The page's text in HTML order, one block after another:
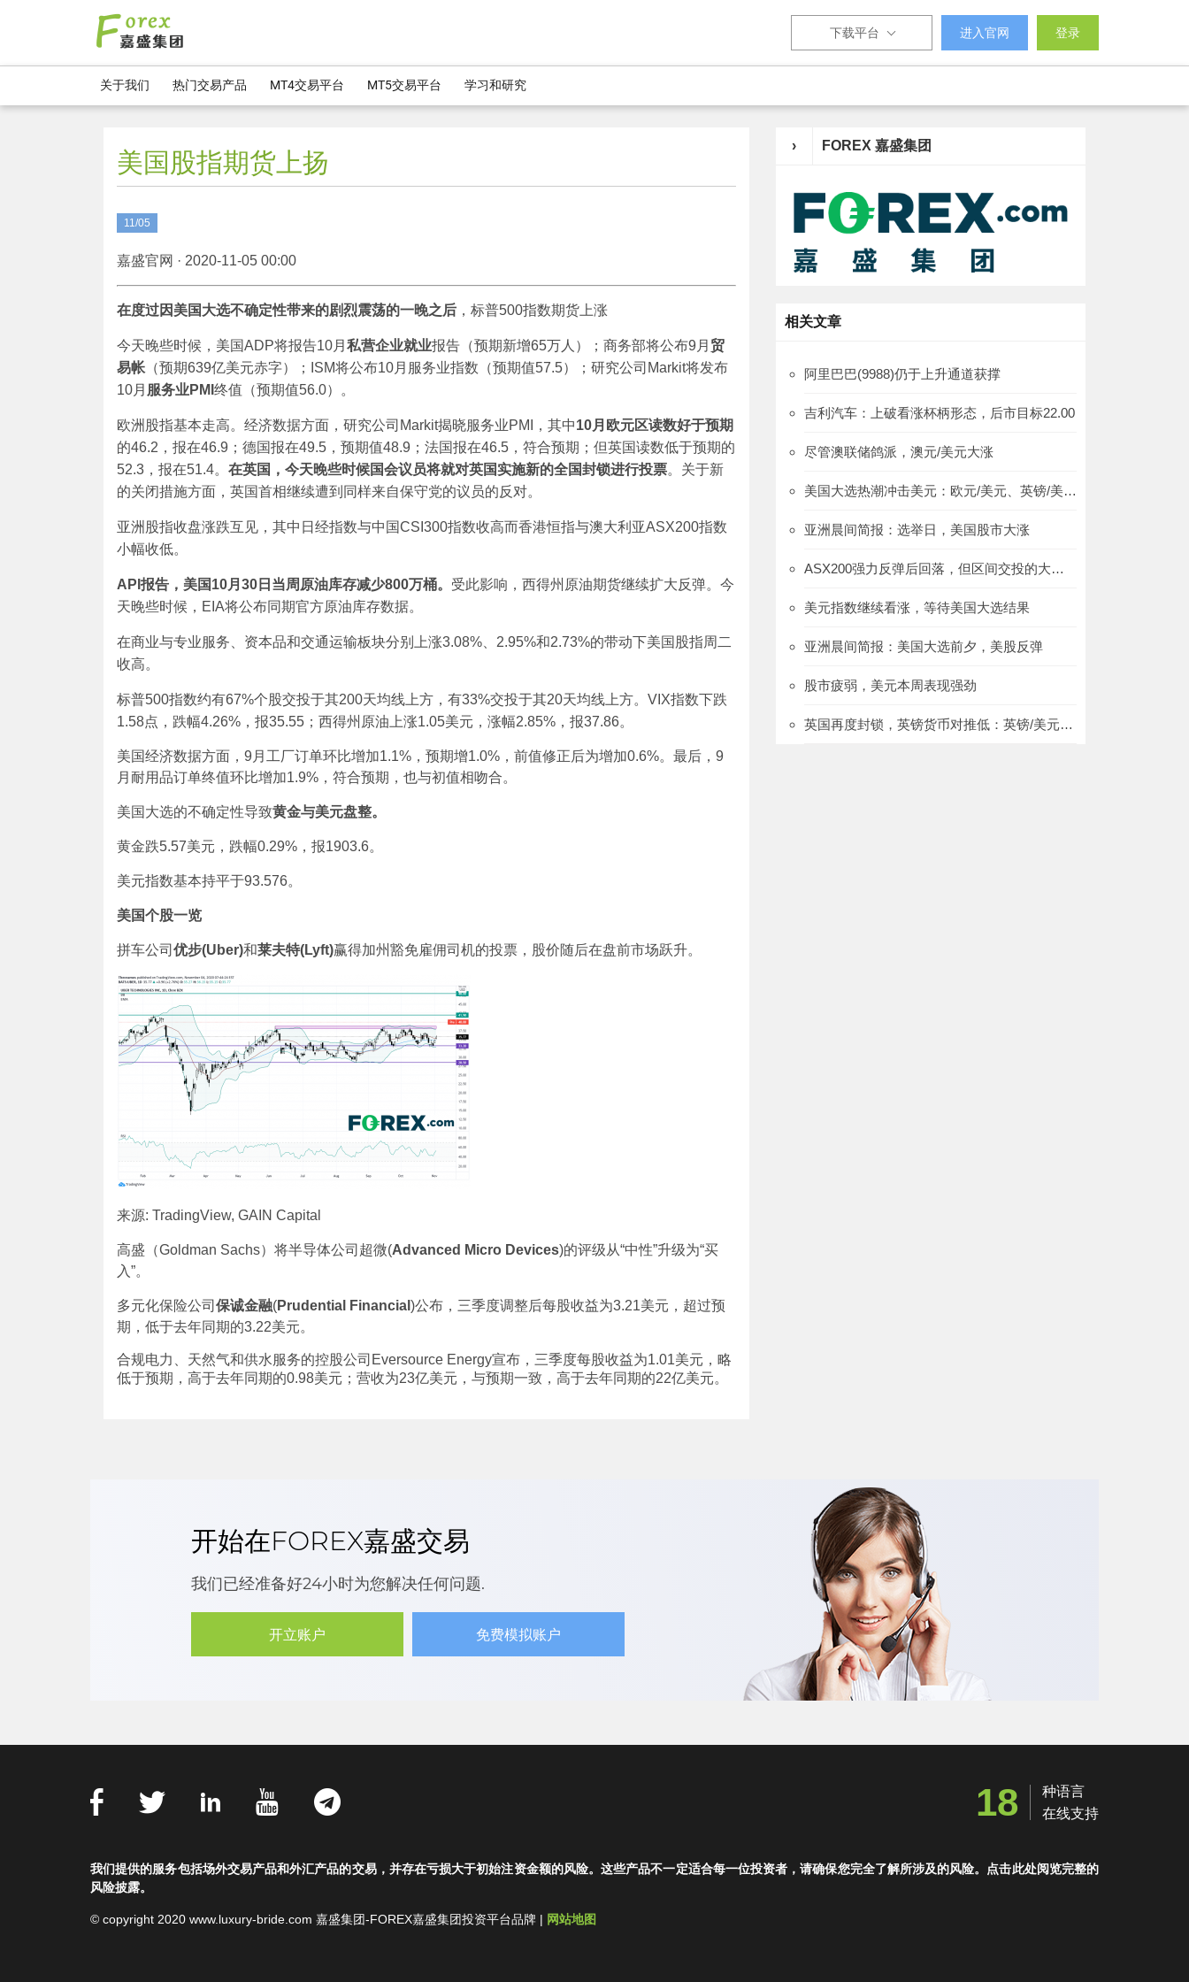
下载平台 进入官网 登录
关于我们 热门交易产品 MT4交易平台 MT5交易平台 学习和研究
美国股指期货上扬
11/05
嘉盛官网 · 2020-11-05 00:00
在度过因美国大选不确定性带来的剧烈震荡的一晚之后 ，标普500指数期货上涨
今天晚些时候，美国ADP将报告10月 私营企业就业报告（预期新增65万人）；商务部将公布9月 贸
易帐 （预期639亿美元赤字）；ISM将公布10月服务业指数（预期值57.5）；研究公司Markit将发布
10月 服务业PMI 终值（预期值56.0）。
欧洲股指基本走高。经济数据方面，研究公司Markit揭晓服务业PMI，其中10月欧元区读数好于预期
的46.2，报在46.9；德国报在49.5，预期值48.9；法国报在46.5，符合预期；但英国读数低于预期的
52.3，报在51.4。 在英国，今天晚些时候国会议员将就对英国实施新的全国封锁进行投票。关于新
的关闭措施方面，英国首相继续遭到同样来自保守党的议员的反对。
亚洲股指收盘涨跌互见，其中日经指数与中国CSI300指数收高而香港恒指与澳大利亚ASX200指数
小幅收低。
API 报告，美国10月 30 日当周原油库存减少800万桶。 受此影响，西得州原油期货继续扩大反弹。今
天晚些时候，EIA将公布同期官方原油库存数据。
在商业与专业服务、资本品和交通运输板块分别上涨3.08%、2.95%和2.73%的带动下美国股指周二
收高。
标普500指数约有67%个股交投于其200天均线上方，有33%交投于其20天均线上方。VIX指数下跌
1.58点，跌幅4.26%，报35.55；西得州原油上涨1.05美元，涨幅2.85%，报37.86。
美国经济数据方面，9月工厂订单环比增加1.1%，预期增1.0%，前值修正后为增加0.6%。最后，9
月耐用品订单终值环比增加1.9%，符合预期，也与初值相吻合。
美国大选的不确定性导致黄金与美元盘整。
黄金跌5.57美元，跌幅0.29%，报1903.6。
美元指数基本持平于93.576。
美国个股一览
拼车公司 优步(Uber)和莱夫特(Lyft)赢得加州豁免雇佣司机的投票，股价随后在盘前市场跃升。
来源: TradingView, GAIN Capital
高盛（Goldman Sachs）将半导体公司超微(Advanced Micro Devices)的评级从“中性”升级为“买
入”。
多元化保险公司 保诚金融(Prudential Financial )公布，三季度调整后每股收益为3.21美元，超过预
期，低于去年同期的3.22美元。
合规电力、天然气和供水服务的控股公司Eversource Energy宣布，三季度每股收益为1.01美元，略
低于预期，高于去年同期的0.98美元；营收为23亿美元，与预期一致，高于去年同期的22亿美元。
› FOREX 嘉盛集团
相关文章
阿里巴巴(9988)仍于上升通道获撑
吉利汽车：上破看涨杯柄形态，后市目标22.00
尽管澳联储鸽派，澳元/美元大涨
美国大选热潮冲击美元：欧元/美元、英镑/美元、澳元/美元
亚洲晨间简报：选举日，美国股市大涨
ASX200强力反弹后回落，但区间交投的大局未改
美元指数继续看涨，等待美国大选结果
亚洲晨间简报：美国大选前夕，美股反弹
股市疲弱，美元本周表现强劲
英国再度封锁，英镑货币对推低：英镑/美元、英镑/加元、英镑/澳元
开始在FOREX嘉盛交易
我们已经准备好24小时为您解决任何问题.
开立账户 免费模拟账户
18
种语言
在线支持
我们提供的服务包括场外交易产品和外汇产品的交易，并存在亏损大于初始注资金额的风险。这些产品不一定适合每一位投资者，请确保您完全了解所涉及的风险。点击此处阅览完整的
风险披露。
© copyright 2020 www.luxury-bride.com 嘉盛集团-FOREX嘉盛集团投资平台品牌 | 网站地图